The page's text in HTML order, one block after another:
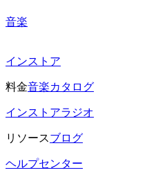
音楽
インストア
料金音楽カタログ
インストアラジオ
リソースブログ
ヘルプセンター